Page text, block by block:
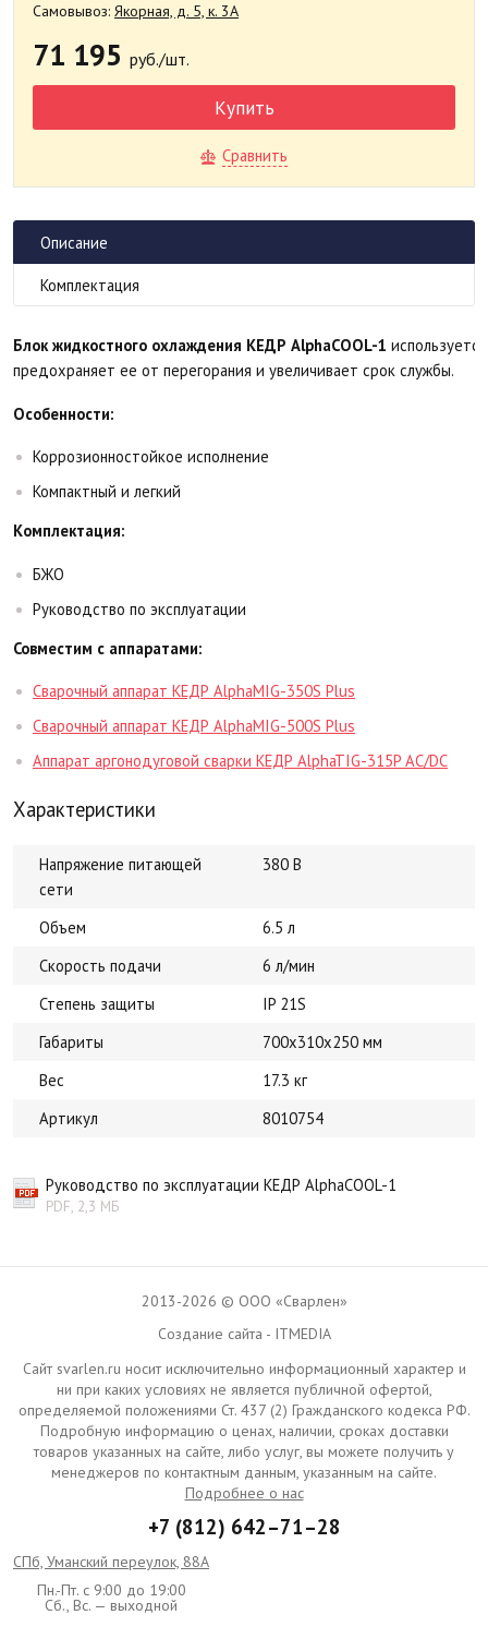
Самовывоз: Якорная, д. 5, к. 3А
71 195 руб./шт.
Купить
Сравнить
Описание
Комплектация
Блок жидкостного охлаждения КЕДР AlphaCOOL-1
предохраняет ее от перегорания и увеличивает срок службы.
Особенности:
Коррозионностойкое исполнение
Компактный и легкий
Комплектация:
БЖО
Руководство по эксплуатации
Совместим с аппаратами:
Сварочный аппарат КЕДР AlphaMIG-350S Plus
Сварочный аппарат КЕДР AlphaMIG-500S Plus
Аппарат аргонодуговой сварки КЕДР AlphaTIG-315P AC/DC
Характеристики
Напряжение питающей
сети
380 В
Объем
6.5 л
Скорость подачи
6 л/мин
Степень защиты
IP 21S
Габариты
700x310x250 мм
Вес
17.3 кг
Артикул
8010754
Руководство по эксплуатации КЕДР AlphaCOOL-1
PDF, 2,3 МБ
2013-2026 © ООО «Сварлен»
Создание сайта - ITMEDIA
Сайт svarlen.ru носит исключительно информационный характер и
ни при каких условиях не является публичной офертой,
определяемой положениями Ст. 437 (2) Гражданского кодекса РФ.
Подробную информацию о ценах, наличии, сроках доставки
товаров указанных на сайте, либо услуг, вы можете получить у
менеджеров по контактным данным, указанным на сайте.
Подробнее о нас
+7 (812) 642–71–28
СПб, Уманский переулок, 88А
Пн.-Пт. с 9:00 до 19:00
Сб., Вс. — выходной